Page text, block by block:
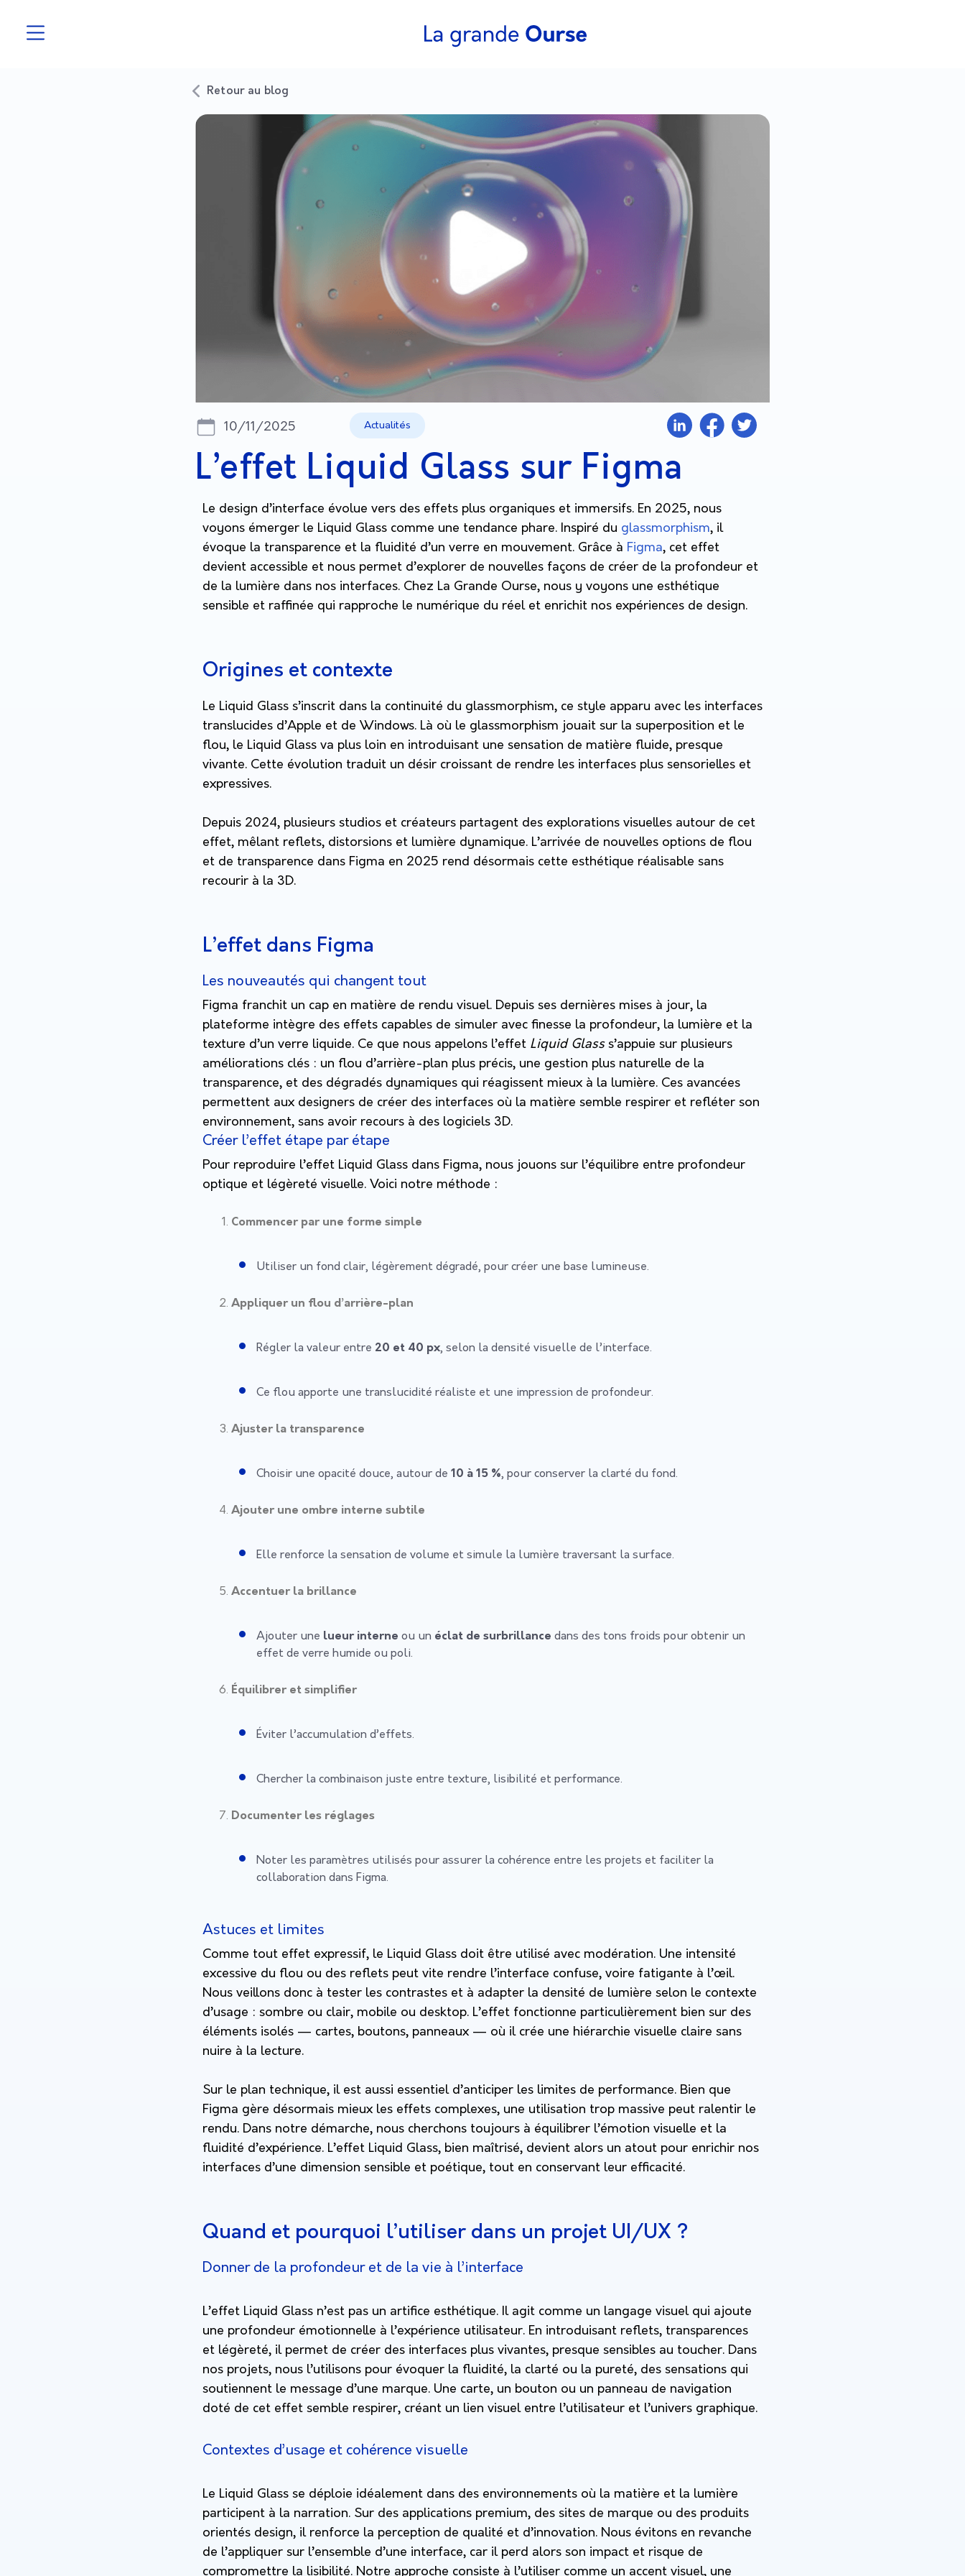
Retour au blog
10/11/2025 Actualités
L’effet Liquid Glass sur Figma
Le design d’interface évolue vers des effets plus organiques et immersifs. En 2025, nous
voyons émerger le Liquid Glass comme une tendance phare. Inspiré du glassmorphism, il
évoque la transparence et la fluidité d’un verre en mouvement. Grâce à Figma, cet effet
devient accessible et nous permet d’explorer de nouvelles façons de créer de la profondeur et
de la lumière dans nos interfaces. Chez La Grande Ourse, nous y voyons une esthétique
sensible et raffinée qui rapproche le numérique du réel et enrichit nos expériences de design.
Origines et contexte
Le Liquid Glass s’inscrit dans la continuité du glassmorphism, ce style apparu avec les interfaces
translucides d’Apple et de Windows. Là où le glassmorphism jouait sur la superposition et le
flou, le Liquid Glass va plus loin en introduisant une sensation de matière fluide, presque
vivante. Cette évolution traduit un désir croissant de rendre les interfaces plus sensorielles et
expressives.
Depuis 2024, plusieurs studios et créateurs partagent des explorations visuelles autour de cet
effet, mêlant reflets, distorsions et lumière dynamique. L’arrivée de nouvelles options de flou
et de transparence dans Figma en 2025 rend désormais cette esthétique réalisable sans
recourir à la 3D.
L’effet dans Figma
Les nouveautés qui changent tout
Figma franchit un cap en matière de rendu visuel. Depuis ses dernières mises à jour, la
plateforme intègre des effets capables de simuler avec finesse la profondeur, la lumière et la
texture d’un verre liquide. Ce que nous appelons l’effet Liquid Glasss’appuie sur plusieurs
améliorations clés : un flou d’arrière-plan plus précis, une gestion plus naturelle de la
transparence, et des dégradés dynamiques qui réagissent mieux à la lumière. Ces avancées
permettent aux designers de créer des interfaces où la matière semble respirer et refléter son
environnement, sans avoir recours à des logiciels 3D.
Créer l’effet étape par étape
Pour reproduire l’effet Liquid Glass dans Figma, nous jouons sur l’équilibre entre profondeur
optique et légèreté visuelle. Voici notre méthode :
Commencer par une forme simple
Utiliser un fond clair, légèrement dégradé, pour créer une base lumineuse.
Appliquer un flou d’arrière-plan
Régler la valeur entre 20 et 40 px, selon la densité visuelle de l’interface.
Ce flou apporte une translucidité réaliste et une impression de profondeur.
Ajuster la transparence
Choisir une opacité douce, autour de 10 à 15 %, pour conserver la clarté du fond.
Ajouter une ombre interne subtile
Elle renforce la sensation de volume et simule la lumière traversant la surface.
Accentuer la brillance
Ajouter une lueur interne ou un éclat de surbrillance dans des tons froids pour obtenir un
effet de verre humide ou poli.
Équilibrer et simplifier
Éviter l’accumulation d’effets.
Chercher la combinaison juste entre texture, lisibilité et performance.
Documenter les réglages
Noter les paramètres utilisés pour assurer la cohérence entre les projets et faciliter la
collaboration dans Figma.
Astuces et limites
Comme tout effet expressif, le Liquid Glass doit être utilisé avec modération. Une intensité
excessive du flou ou des reflets peut vite rendre l’interface confuse, voire fatigante à l’œil.
Nous veillons donc à tester les contrastes et à adapter la densité de lumière selon le contexte
d’usage : sombre ou clair, mobile ou desktop. L’effet fonctionne particulièrement bien sur des
éléments isolés — cartes, boutons, panneaux — où il crée une hiérarchie visuelle claire sans
nuire à la lecture.
Sur le plan technique, il est aussi essentiel d’anticiper les limites de performance. Bien que
Figma gère désormais mieux les effets complexes, une utilisation trop massive peut ralentir le
rendu. Dans notre démarche, nous cherchons toujours à équilibrer l’émotion visuelle et la
fluidité d’expérience. L’effet Liquid Glass, bien maîtrisé, devient alors un atout pour enrichir nos
interfaces d’une dimension sensible et poétique, tout en conservant leur efficacité.
Quand et pourquoi l’utiliser dans un projet UI/UX ?
Donner de la profondeur et de la vie à l’interface
L’effet Liquid Glass n’est pas un artifice esthétique. Il agit comme un langage visuel qui ajoute
une profondeur émotionnelle à l’expérience utilisateur. En introduisant reflets, transparences
et légèreté, il permet de créer des interfaces plus vivantes, presque sensibles au toucher. Dans
nos projets, nous l’utilisons pour évoquer la fluidité, la clarté ou la pureté, des sensations qui
soutiennent le message d’une marque. Une carte, un bouton ou un panneau de navigation
doté de cet effet semble respirer, créant un lien visuel entre l’utilisateur et l’univers graphique.
Contextes d’usage et cohérence visuelle
Le Liquid Glass se déploie idéalement dans des environnements où la matière et la lumière
participent à la narration. Sur des applications premium, des sites de marque ou des produits
orientés design, il renforce la perception de qualité et d’innovation. Nous évitons en revanche
de l’appliquer sur l’ensemble d’une interface, car il perd alors son impact et risque de
compromettre la lisibilité. Notre approche consiste à l’utiliser comme un accent visuel, une